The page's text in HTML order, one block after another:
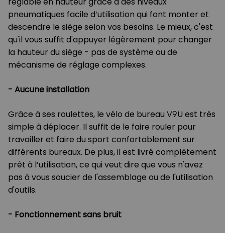
pneumatiques facile d’utilisation qui font monter et
descendre le siège selon vos besoins. Le mieux, c'est
qu'il vous suffit d'appuyer légèrement pour changer
la hauteur du siège - pas de système ou de
mécanisme de réglage complexes.
- Aucune installation
Grâce à ses roulettes, le vélo de bureau V9U est très
simple à déplacer. Il suffit de le faire rouler pour
travailler et faire du sport confortablement sur
différents bureaux. De plus, il est livré complètement
prêt à l’utilisation, ce qui veut dire que vous n'avez
pas à vous soucier de l'assemblage ou de l'utilisation
d'outils.
- Fonctionnement sans bruit